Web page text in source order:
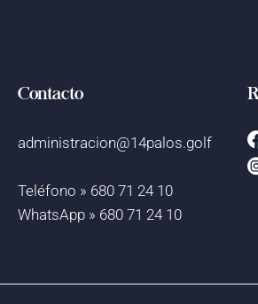
Contacto
administracion@14palos.golf
Teléfono » 680 71 24 10
WhatsApp » 680 71 24 10